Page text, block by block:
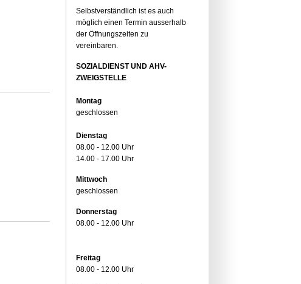
Selbstverständlich ist es auch
möglich einen Termin ausserhalb
der Öffnungszeiten zu
vereinbaren.
SOZIALDIENST UND AHV-
ZWEIGSTELLE
Montag
geschlossen
Dienstag
08.00 - 12.00 Uhr
14.00 - 17.00 Uhr
Mittwoch
geschlossen
Donnerstag
08.00 - 12.00 Uhr
Freitag
08.00 - 12.00 Uhr